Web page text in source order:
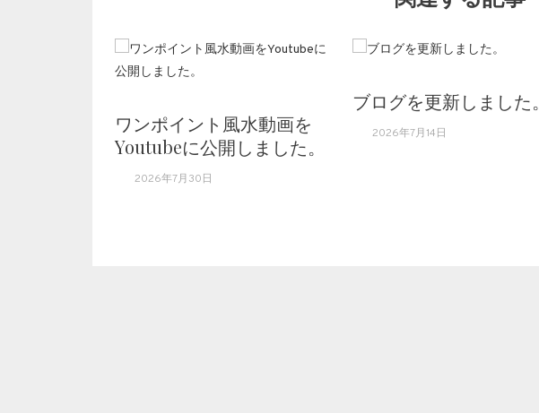
ワンポイント風水動画を
Youtubeに公開しました。
2026年7月30日
ブログを更新しました。
2026年7月14日